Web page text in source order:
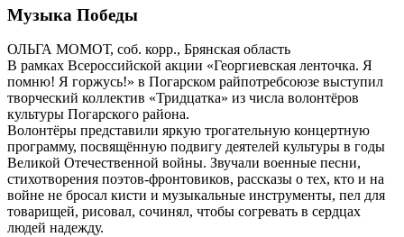
Музыка Победы
ОЛЬГА МОМОТ, соб. корр., Брянская область
В рамках Всероссийской акции «Георгиевская ленточка. Я
помню! Я горжусь!» в Погарском райпотребсоюзе выступил
творческий коллектив «Тридцатка» из числа волонтёров
культуры Погарского района.
Волонтёры представили яркую трогательную концертную
программу, посвящённую подвигу деятелей культуры в годы
Великой Отечественной войны. Звучали военные песни,
стихотворения поэтов-фронтовиков, рассказы о тех, кто и на
войне не бросал кисти и музыкальные инструменты, пел для
товарищей, рисовал, сочинял, чтобы согревать в сердцах
людей надежду.